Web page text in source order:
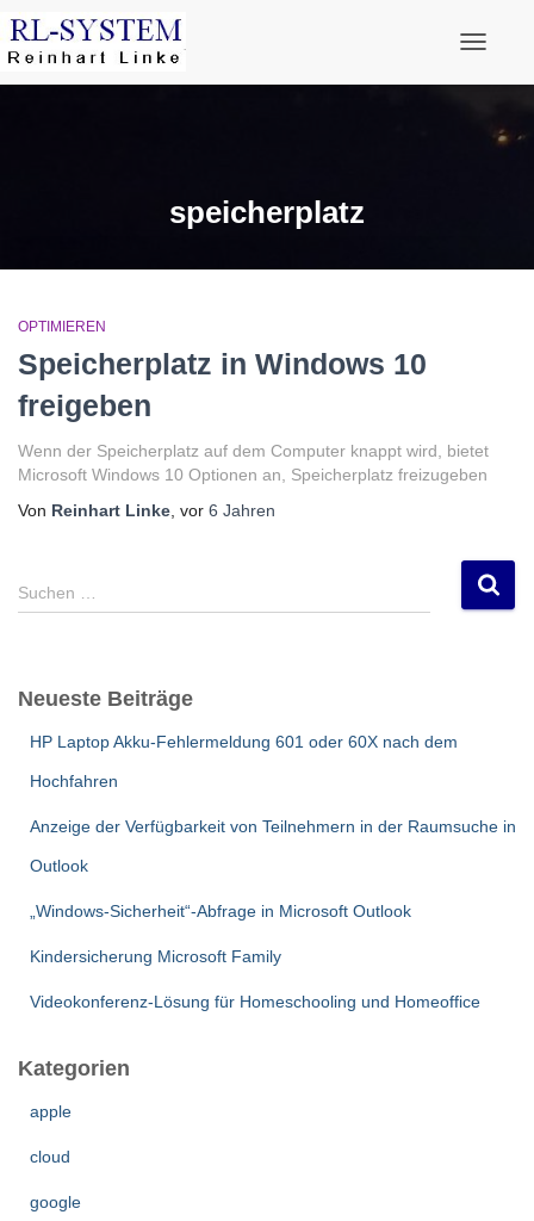
speicherplatz
OPTIMIEREN
Speicherplatz in Windows 10
freigeben
Wenn der Speicherplatz auf dem Computer knappt wird, bietet
Microsoft Windows 10 Optionen an, Speicherplatz freizugeben
Von Reinhart Linke , vor 6 Jahren
n
Suchen …
Neueste Beiträge
HP Laptop Akku-Fehlermeldung 601 oder 60X nach dem
Hochfahren
Anzeige der Verfügbarkeit von Teilnehmern in der Raumsuche in
Outlook
„Windows-Sicherheit“-Abfrage in Microsoft Outlook
Kindersicherung Microsoft Family
Videokonferenz-Lösung für Homeschooling und Homeoffice
Kategorien
apple
cloud
google